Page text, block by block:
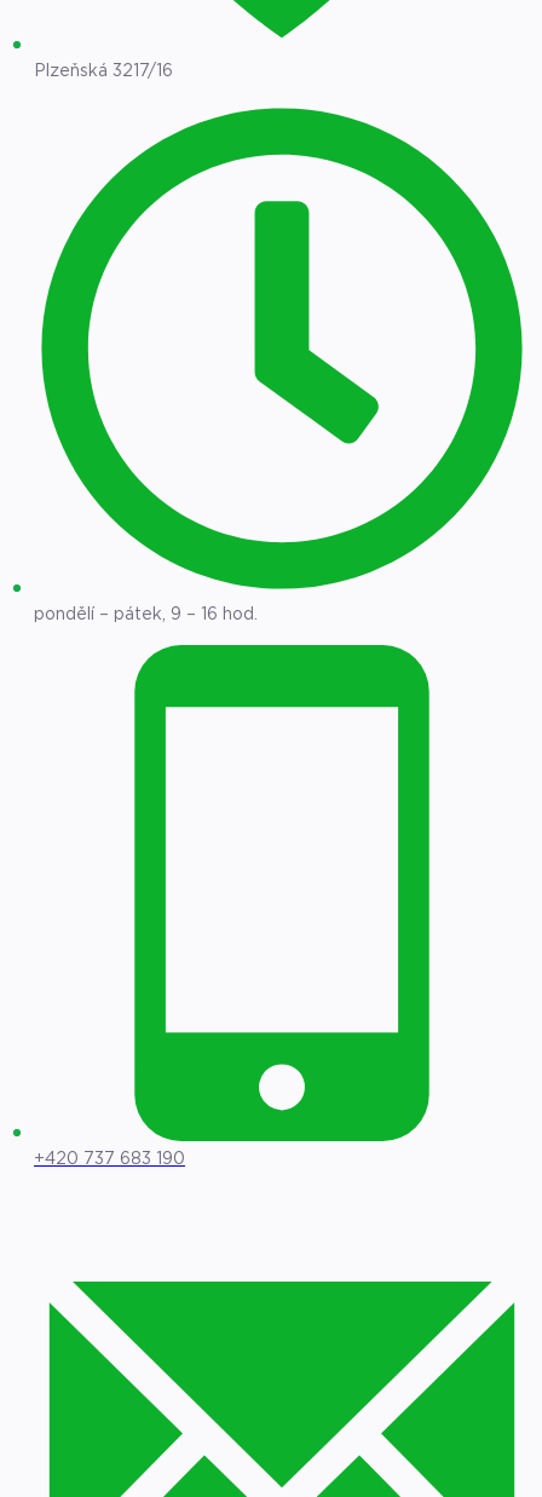
Plzeňská 3217/16
pondělí – pátek, 9 – 16 hod.
+420 737 683 190